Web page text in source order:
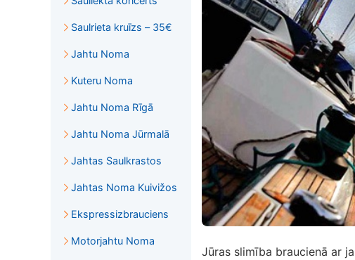
Saulrieta kruīzs – 35€
Jahtu Noma
Kuteru Noma
Jahtu Noma Rīgā
Jahtu Noma Jūrmalā
Jahtas Saulkrastos
Jahtas Noma Kuivižos
Ekspressizbrauciens
Motorjahtu Noma
Jūras slimība braucienā ar